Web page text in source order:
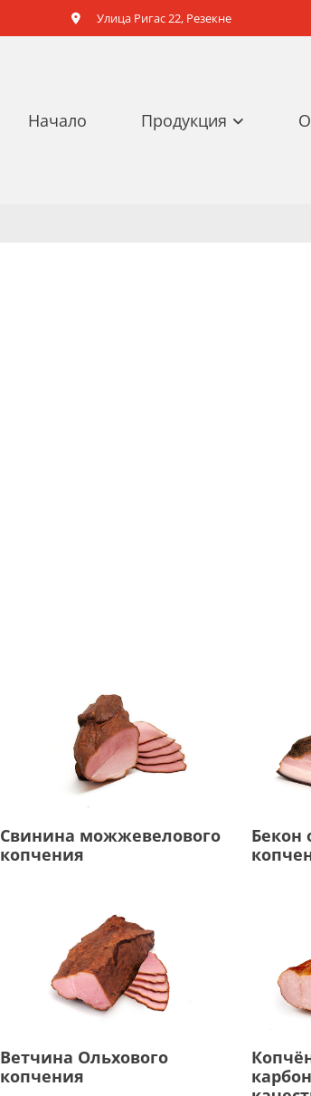
 Улица Ригас 22, Резекне
Начало Продукция
Свинина можжевелового
копчения
Бекон
Ветчина Ольхового
копчения